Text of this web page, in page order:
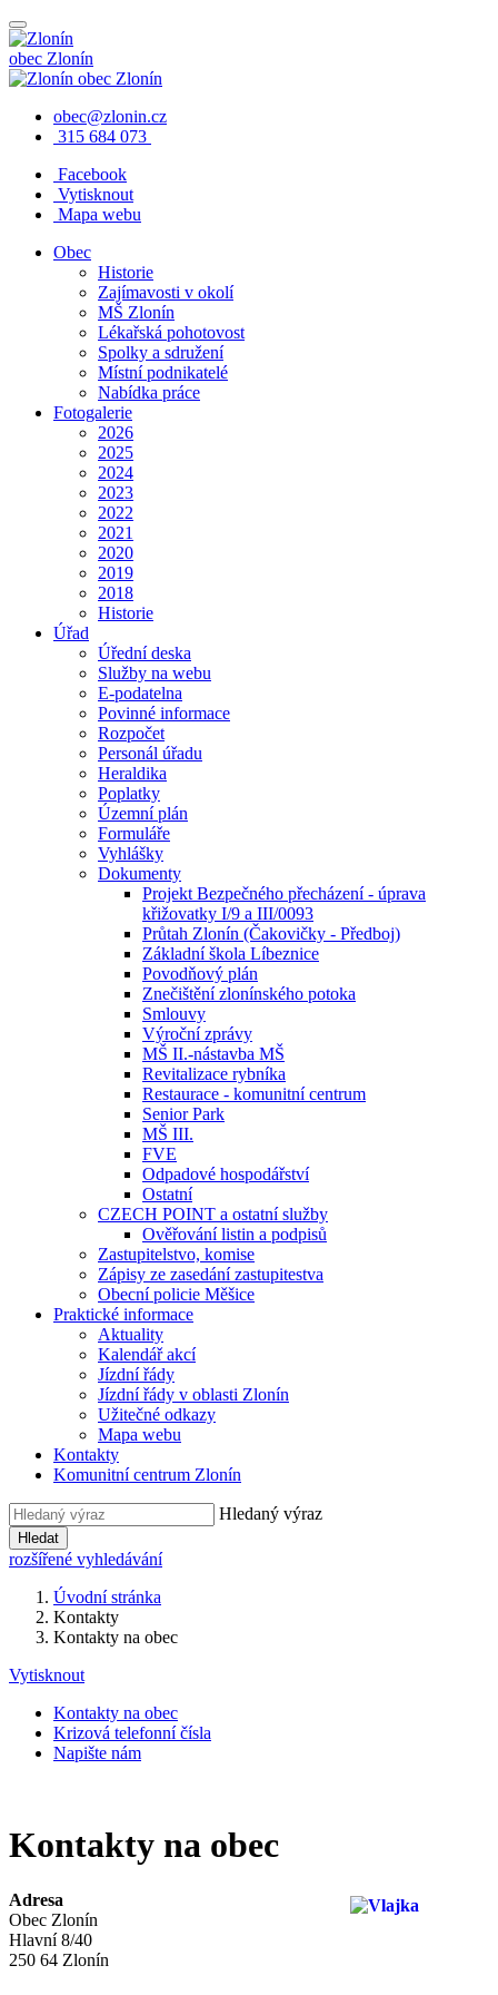
obec Zlonín
obec Zlonín
obec@zlonin.cz
315 684 073
Facebook
Vytisknout
Mapa webu
Obec
Historie
Zajímavosti v okolí
MŠ Zlonín
Lékařská pohotovost
Spolky a sdružení
Místní podnikatelé
Nabídka práce
Fotogalerie
2026
2025
2024
2023
2022
2021
2020
2019
2018
Historie
Úřad
Úřední deska
Služby na webu
E-podatelna
Povinné informace
Rozpočet
Personál úřadu
Heraldika
Poplatky
Územní plán
Formuláře
Vyhlášky
Dokumenty
Projekt Bezpečného přecházení - úprava
křižovatky I/9 a III/0093
Průtah Zlonín (Čakovičky - Předboj)
Základní škola Líbeznice
Povodňový plán
Znečištění zlonínského potoka
Smlouvy
Výroční zprávy
MŠ II.-nástavba MŠ
Revitalizace rybníka
Restaurace - komunitní centrum
Senior Park
MŠ III.
FVE
Odpadové hospodářství
Ostatní
CZECH POINT a ostatní služby
Ověřování listin a podpisů
Zastupitelstvo, komise
Zápisy ze zasedání zastupitestva
Obecní policie Měšice
Praktické informace
Aktuality
Kalendář akcí
Jízdní řády
Jízdní řády v oblasti Zlonín
Užitečné odkazy
Mapa webu
Kontakty
Komunitní centrum Zlonín
Hledaný výraz
Hledat
rozšířené vyhledávání
Úvodní stránka
Kontakty
Kontakty na obec
Vytisknout
Kontakty na obec
Krizová telefonní čísla
Napište nám
Kontakty na obec
Adresa
Obec Zlonín
Hlavní 8/40
250 64 Zlonín